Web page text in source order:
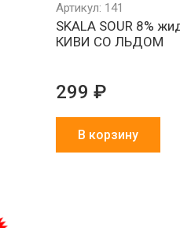
Артикул: 141
SKALA SOUR 8%
КИВИ СО ЛЬДОМ
299 ₽
В корзину